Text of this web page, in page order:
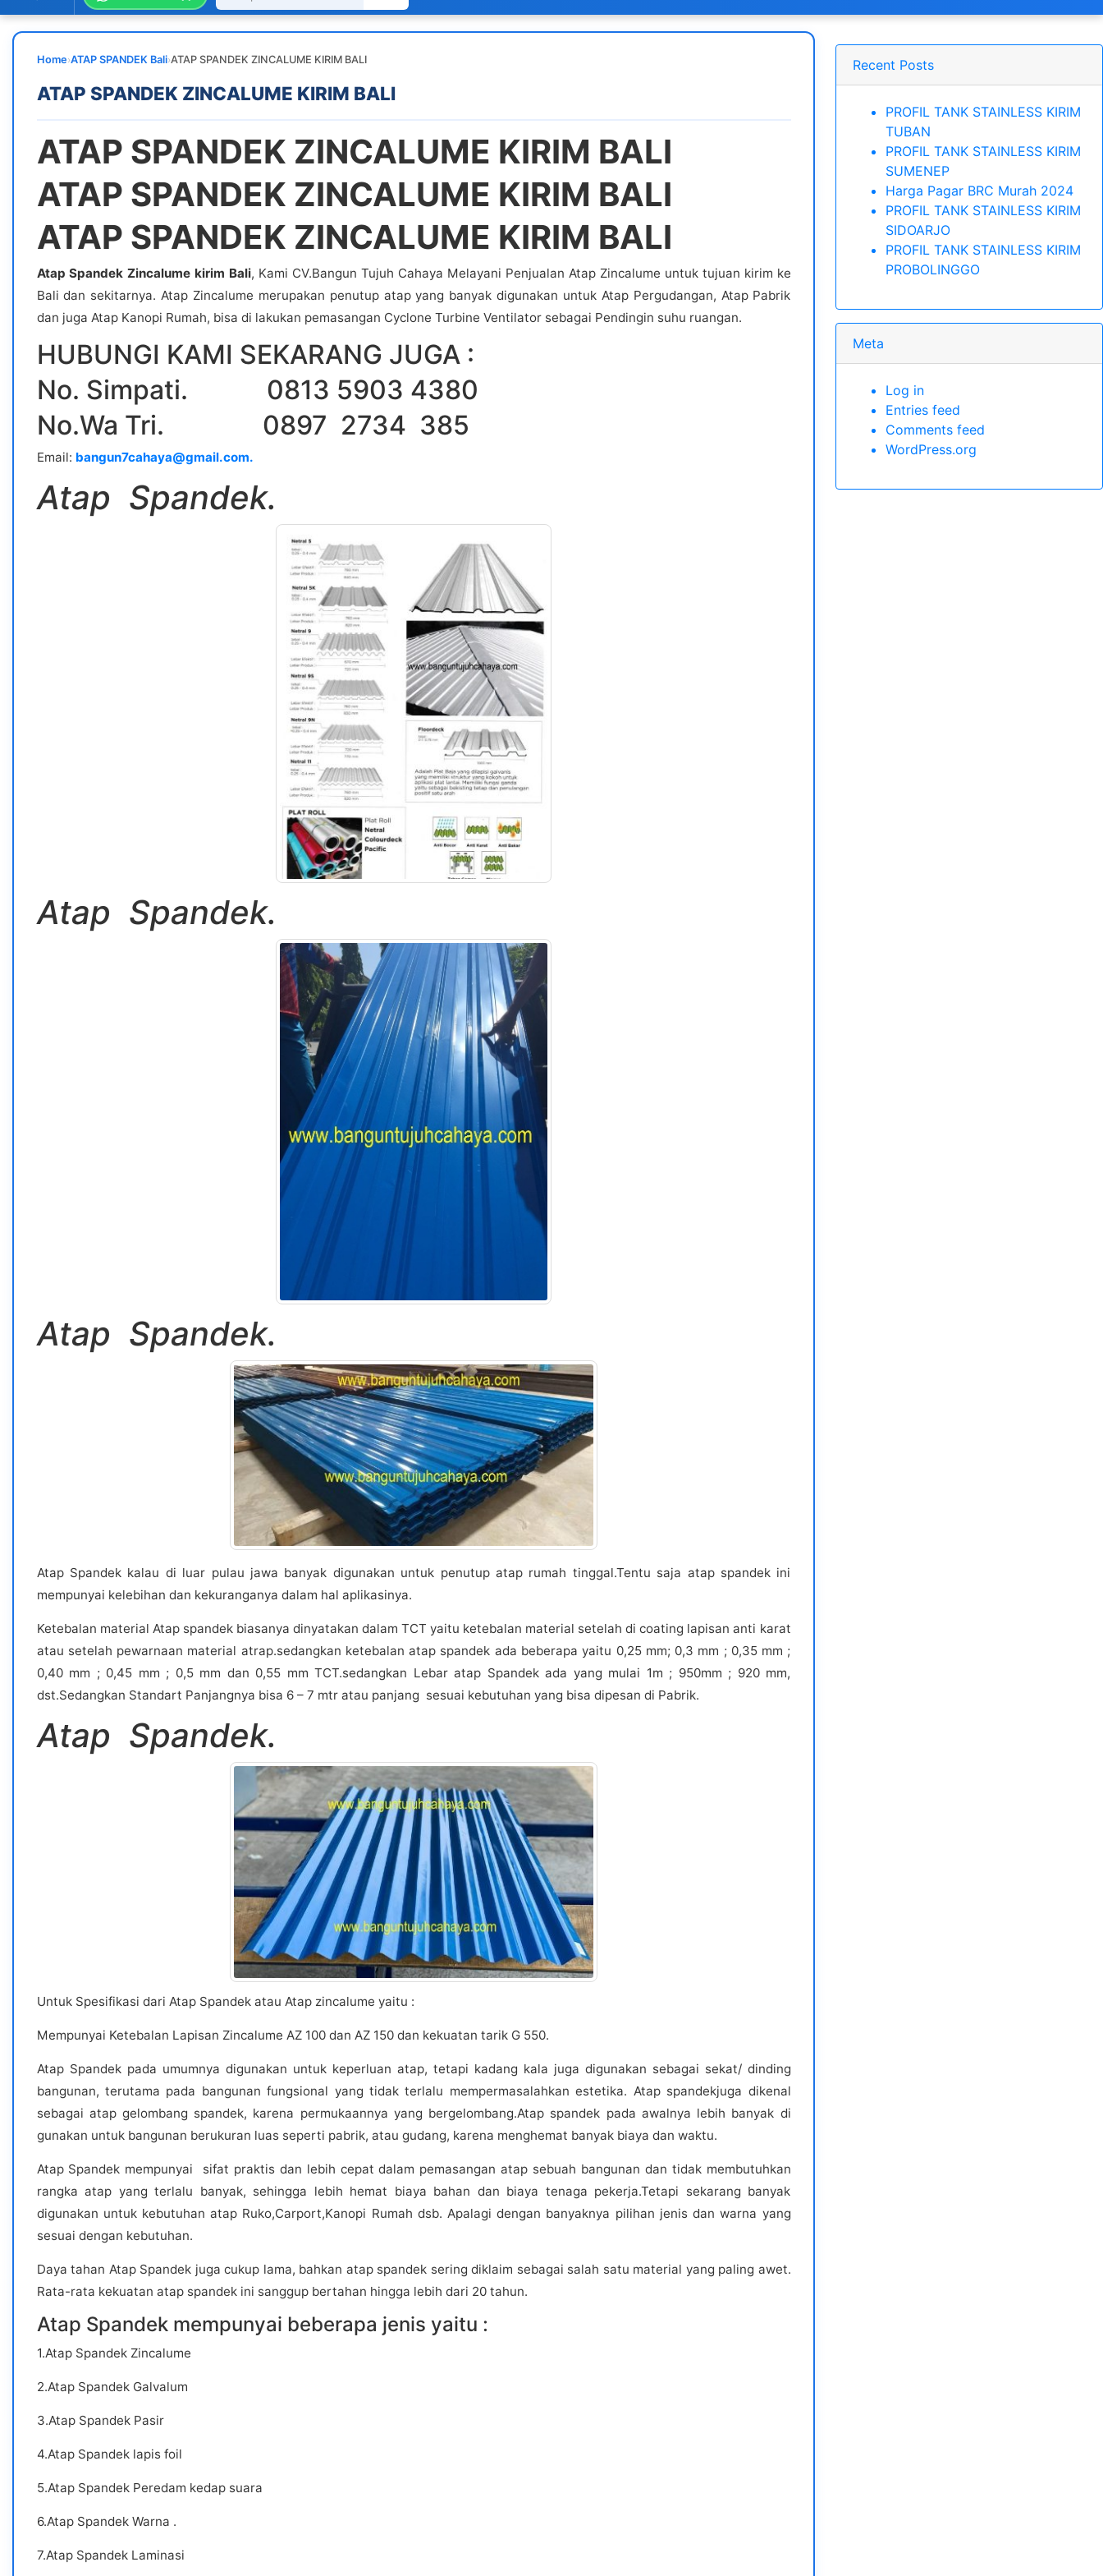
Home›ATAP SPANDEK Bali›ATAP SPANDEK ZINCALUME KIRIM BALI
ATAP SPANDEK ZINCALUME KIRIM BALI
ATAP SPANDEK ZINCALUME KIRIM BALI
ATAP SPANDEK ZINCALUME KIRIM BALI
ATAP SPANDEK ZINCALUME KIRIM BALI
Atap Spandek Zincalume kirim Bali, Kami CV.Bangun Tujuh Cahaya Melayani Penjualan Atap Zincalume untuk tujuan kirim ke
Bali dan sekitarnya. Atap Zincalume merupakan penutup atap yang banyak digunakan untuk Atap Pergudangan, Atap Pabrik
dan juga Atap Kanopi Rumah, bisa di lakukan pemasangan Cyclone Turbine Ventilator sebagai Pendingin suhu ruangan.
HUBUNGI KAMI SEKARANG JUGA :
No. Simpati. 0813 5903 4380
No.Wa Tri. 0897 2734 385
Email: bangun7cahaya@gmail.com.
Atap Spandek.
Atap Spandek.
Atap Spandek.
Atap Spandek kalau di luar pulau jawa banyak digunakan untuk penutup atap rumah tinggal.Tentu saja atap spandek ini
mempunyai kelebihan dan kekuranganya dalam hal aplikasinya.
Ketebalan material Atap spandek biasanya dinyatakan dalam TCT yaitu ketebalan material setelah di coating lapisan anti karat
atau setelah pewarnaan material atrap.sedangkan ketebalan atap spandek ada beberapa yaitu 0,25 mm; 0,3 mm ; 0,35 mm ;
0,40 mm ; 0,45 mm ; 0,5 mm dan 0,55 mm TCT.sedangkan Lebar atap Spandek ada yang mulai 1m ; 950mm ; 920 mm,
dst.Sedangkan Standart Panjangnya bisa 6 – 7 mtr atau panjang sesuai kebutuhan yang bisa dipesan di Pabrik.
Atap Spandek.
Untuk Spesifikasi dari Atap Spandek atau Atap zincalume yaitu :
Mempunyai Ketebalan Lapisan Zincalume AZ 100 dan AZ 150 dan kekuatan tarik G 550.
Atap Spandek pada umumnya digunakan untuk keperluan atap, tetapi kadang kala juga digunakan sebagai sekat/ dinding
bangunan, terutama pada bangunan fungsional yang tidak terlalu mempermasalahkan estetika. Atap spandekjuga dikenal
sebagai atap gelombang spandek, karena permukaannya yang bergelombang.Atap spandek pada awalnya lebih banyak di
gunakan untuk bangunan berukuran luas seperti pabrik, atau gudang, karena menghemat banyak biaya dan waktu.
Atap Spandek mempunyai sifat praktis dan lebih cepat dalam pemasangan atap sebuah bangunan dan tidak membutuhkan
rangka atap yang terlalu banyak, sehingga lebih hemat biaya bahan dan biaya tenaga pekerja.Tetapi sekarang banyak
digunakan untuk kebutuhan atap Ruko,Carport,Kanopi Rumah dsb. Apalagi dengan banyaknya pilihan jenis dan warna yang
sesuai dengan kebutuhan.
Daya tahan Atap Spandek juga cukup lama, bahkan atap spandek sering diklaim sebagai salah satu material yang paling awet.
Rata-rata kekuatan atap spandek ini sanggup bertahan hingga lebih dari 20 tahun.
Atap Spandek mempunyai beberapa jenis yaitu :
1.Atap Spandek Zincalume
2.Atap Spandek Galvalum
3.Atap Spandek Pasir
4.Atap Spandek lapis foil
5.Atap Spandek Peredam kedap suara
6.Atap Spandek Warna .
7.Atap Spandek Laminasi
Recent Posts
PROFIL TANK STAINLESS KIRIM
TUBAN
PROFIL TANK STAINLESS KIRIM
SUMENEP
Harga Pagar BRC Murah 2024
PROFIL TANK STAINLESS KIRIM
SIDOARJO
PROFIL TANK STAINLESS KIRIM
PROBOLINGGO
Meta
Log in
Entries feed
Comments feed
WordPress.org